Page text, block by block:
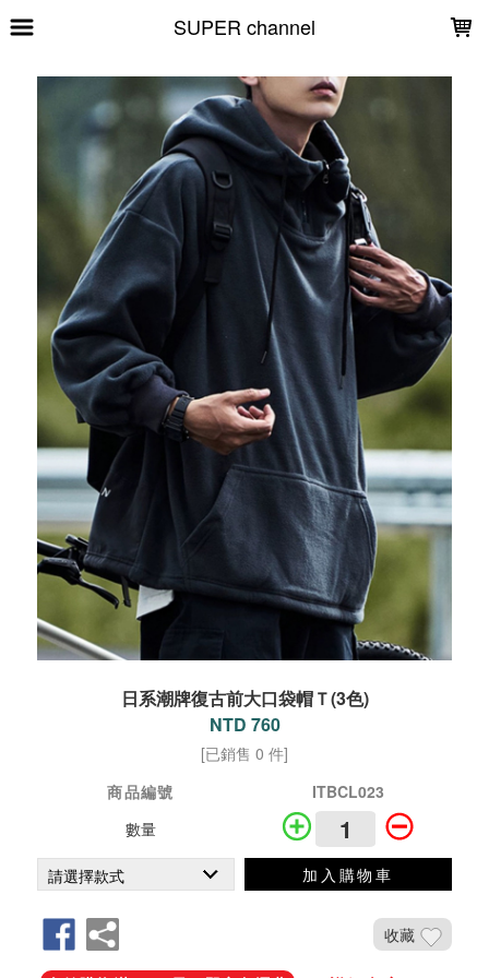
SUPER channel
日系潮牌復古前大口袋帽Ｔ(3色)
NTD 760
[已銷售 0 件]
商品編號
ITBCL023
數量
加入購物車
收藏